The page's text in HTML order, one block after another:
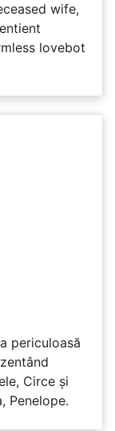
wife,
lovebot
periculoasă
Circe și
Penelope.